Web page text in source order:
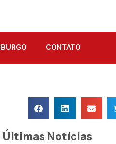
CONTATO
Últimas Notícias